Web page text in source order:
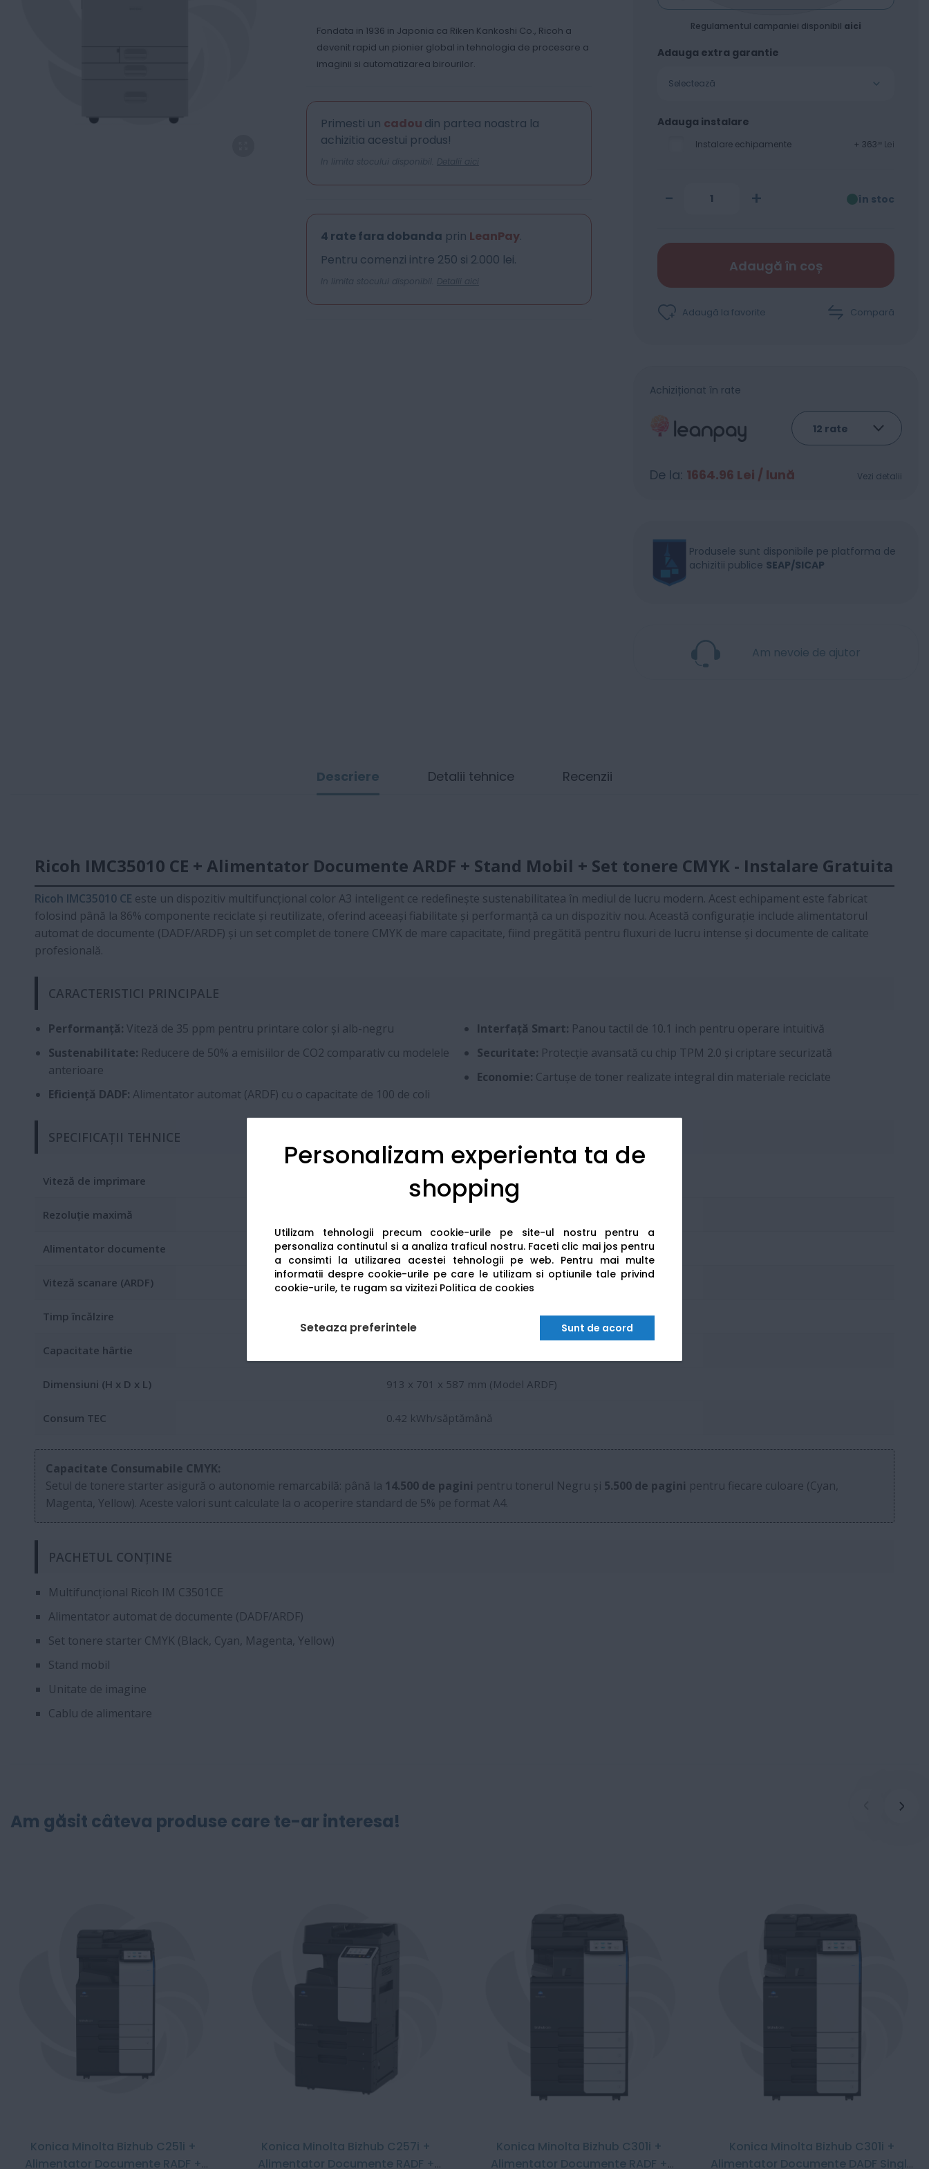
Personalizam experienta ta de
shopping
Utilizam tehnologii precum cookie-urile pe site-ul nostru pentru a
personaliza continutul si a analiza traficul nostru. Faceti clic mai jos pentru
a consimti la utilizarea acestei tehnologii pe web. Pentru mai multe
informatii despre cookie-urile pe care le utilizam si optiunile tale privind
cookie-urile, te rugam sa vizitezi Politica de cookies
Seteaza preferintele Sunt de acord
Fondata in 1936 in Japonia ca Riken Kankoshi Co., Ricoh a
devenit rapid un pionier global in tehnologia de procesare a
imaginii si automatizarea birourilor.
Primesti un cadou din partea noastra la
achizitia acestui produs!
In limita stocului disponibil. Detalii aici
4 rate fara dobanda prin LeanPay.
Pentru comenzi intre 250 si 2.000 lei.
In limita stocului disponibil. Detalii aici
Regulamentul campaniei disponibil aici
Adauga extra garantie
Selectează
Adauga instalare
Instalare echipamente + 363 Lei
- + în stoc
Adaugă în coș
Adaugă la favorite Compară
Achiziționat în rate
De la: 1664.96 Lei / lună Vezi detalii
Produsele sunt disponibile pe platforma de
achizitii publice SEAP/SICAP
Am nevoie de ajutor
Descriere
Ricoh IMC35010 CE + Alimentator Documente ARDF + Stand Mobil + Set tonere CMYK - Instalare Gratuita
Ricoh IMC35010 CE este un dispozitiv multifuncțional color A3 inteligent ce redefinește sustenabilitatea în mediul de lucru modern. Acest echipament este fabricat
folosind până la 86% componente reciclate și reutilizate, oferind aceeași fiabilitate și performanță ca un dispozitiv nou. Această configurație include alimentatorul
automat de documente (DADF/ARDF) și un set complet de tonere CMYK de mare capacitate, fiind pregătită pentru fluxuri de lucru intense și documente de calitate
profesională.
CARACTERISTICI PRINCIPALE
Performanță: Viteză de 35 ppm pentru printare color și alb-negru
Sustenabilitate: Reducere de 50% a emisiilor de CO2 comparativ cu modelele
anterioare
Eficiență DADF: Alimentator automat (ARDF) cu o capacitate de 100 de coli
Interfață Smart: Panou tactil de 10.1 inch pentru operare intuitivă
Securitate: Protecție avansată cu chip TPM 2.0 și criptare securizată
Economie: Cartușe de toner realizate integral din materiale reciclate
SPECIFICAȚII TEHNICE
Viteză de imprimare 35 ppm
Rezoluție maximă
Alimentator documente ARDF (DADF) - 100 coli
Viteză scanare (ARDF) 80 ipm (200-300 dpi)
Timp încălzire
Capacitate hârtie
Dimensiuni (H x D x L) 913 x 701 x 587 mm (Model ARDF)
Consum TEC 0.42 kWh/săptămână
Capacitate Consumabile CMYK:
Setul de tonere starter asigură o autonomie remarcabilă: până la 14.500 de pagini pentru tonerul Negru și 5.500 de pagini pentru fiecare culoare (Cyan,
Magenta, Yellow). Aceste valori sunt calculate la o acoperire standard de 5% pe format A4.
PACHETUL CONȚINE
Multifuncțional Ricoh IM C3501CE
Alimentator automat de documente (DADF/ARDF)
Set tonere starter CMYK (Black, Cyan, Magenta, Yellow)
Stand mobil
Unitate de imagine
Cablu de alimentare
Detalii tehnice Recenzii
Am găsit câteva produse care te-ar interesa!
Konica Minolta Bizhub C251i +
Alimentator Documente RADF +
Konica Minolta Bizhub C257i +
Alimentator Documente RADF +
Konica Minolta Bizhub C301i +
Alimentator Documente RADF +
Konica Minolta Bizhub C301i +
Alimentator Documente DADF Single